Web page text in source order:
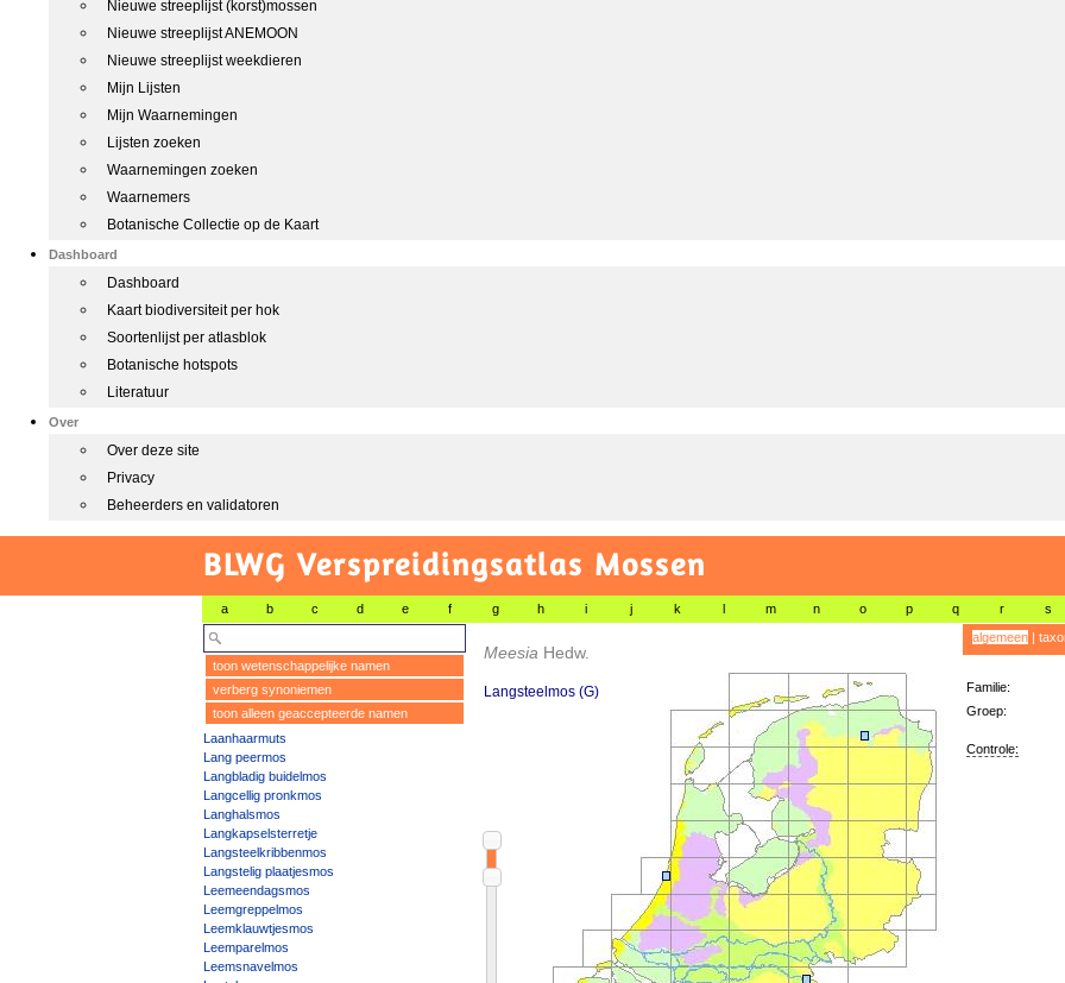
Nieuwe streeplijst (korst)mossen
Nieuwe streeplijst ANEMOON
Nieuwe streeplijst weekdieren
Mijn Lijsten
Mijn Waarnemingen
Lijsten zoeken
Waarnemingen zoeken
Waarnemers
Botanische Collectie op de Kaart
Dashboard
Dashboard
Kaart biodiversiteit per hok
Soortenlijst per atlasblok
Botanische hotspots
Literatuur
Over
Over deze site
Privacy
Beheerders en validatoren
BLWG Verspreidingsatlas Mossen
a b c d e f g h i j k l m n o p q r s
toon wetenschappelijke namen
verberg synoniemen
toon alleen geaccepteerde namen
Laanhaarmuts
Lang peermos
Langbladig buidelmos
Langcellig pronkmos
Langhalsmos
Langkapselsterretje
Langsteelkribbenmos
Langstelig plaatjesmos
Leemeendagsmos
Leemgreppelmos
Leemklauwtjesmos
Leemparelmos
Leemsnavelmos
Meesia Hedw.
Langsteelmos (G)
algemeen|
Familie:
Groep:
Controle: